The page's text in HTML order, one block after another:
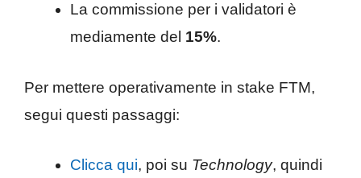
La commissione per i validatori è
mediamente del 15%.
Per mettere operativamente in stake FTM,
segui questi passaggi:
Clicca qui, poi su Technology, quindi